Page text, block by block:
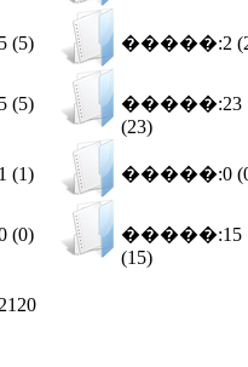
�����:2
�����:23
(23)
�����:0
�����:15
(15)